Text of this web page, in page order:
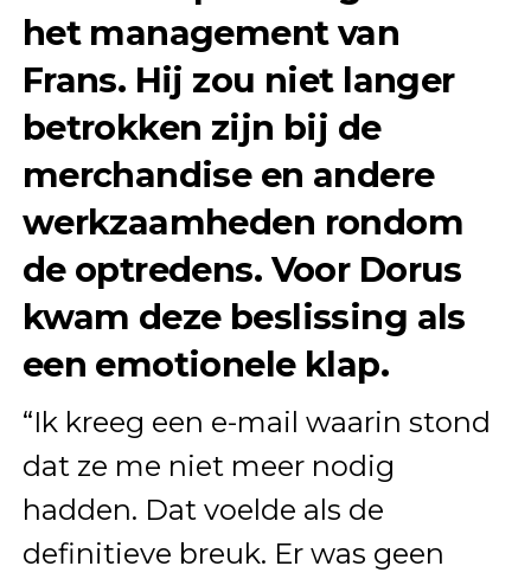
het management van
Frans. Hij zou niet langer
betrokken zijn bij de
merchandise en andere
werkzaamheden rondom
de optredens. Voor Dorus
kwam deze beslissing als
een emotionele klap.
“Ik kreeg een e-mail waarin stond
dat ze me niet meer nodig
hadden. Dat voelde als de
definitieve breuk. Er was geen